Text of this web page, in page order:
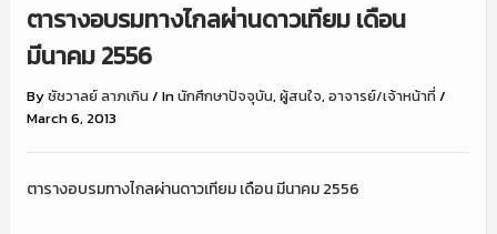
ตารางอบรมทางไกลผ่านดาวเทียม เดือน
มีนาคม 2556
Byชัชวาลย์ ลาภเกิน / Inนักศึกษาปัจจุบัน, ผู้สนใจ, อาจารย์/เจ้าหน้าที่/
March 6, 2013
ตารางอบรมทางไกลผ่านดาวเทียม เดือน มีนาคม 2556